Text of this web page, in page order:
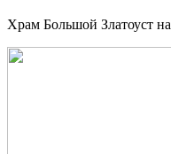
Храм Большой Златоуст на